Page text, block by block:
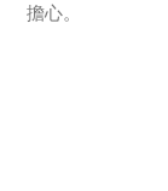
擔心。